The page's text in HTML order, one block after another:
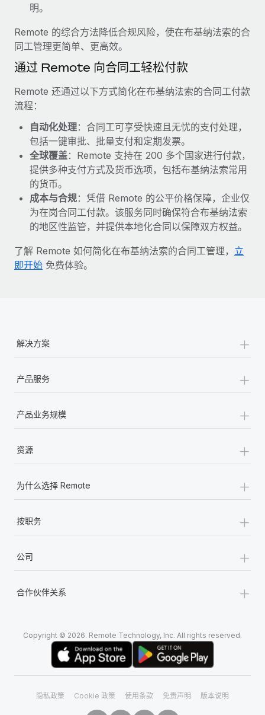
明。
Remote 的综合方法降低合规风险，使在布基纳法索的合
同工管理更简单、更高效。
通过 Remote 向合同工轻松付款
Remote 还通过以下方式简化在布基纳法索的合同工付款
流程：
自动化处理：合同工可享受快速且无忧的支付处理，
包括一键审批、批量支付和定期发票。
全球覆盖：Remote 支持在 200 多个国家进行付款，
提供多种支付方式及货币选项，包括布基纳法索常用
的货币。
成本与合规：凭借 Remote 的公平价格保障，企业仅
为在岗合同工付款。该服务同时确保符合布基纳法索
的地区性监管，并提供本地化合同以保障双方权益。
了解 Remote 如何简化在布基纳法索的合同工管理， 立
即开始 免费体验。
解决方案 +
产品服务 +
产品业务规模 +
资源 +
为什么选择 Remote +
按职务 +
公司 +
合作伙伴关系 +
Copyright © 2026. Remote Technology, Inc. All rights reserved.
隐私政策 Cookie 政策 使用条款 免责声明 版本说明